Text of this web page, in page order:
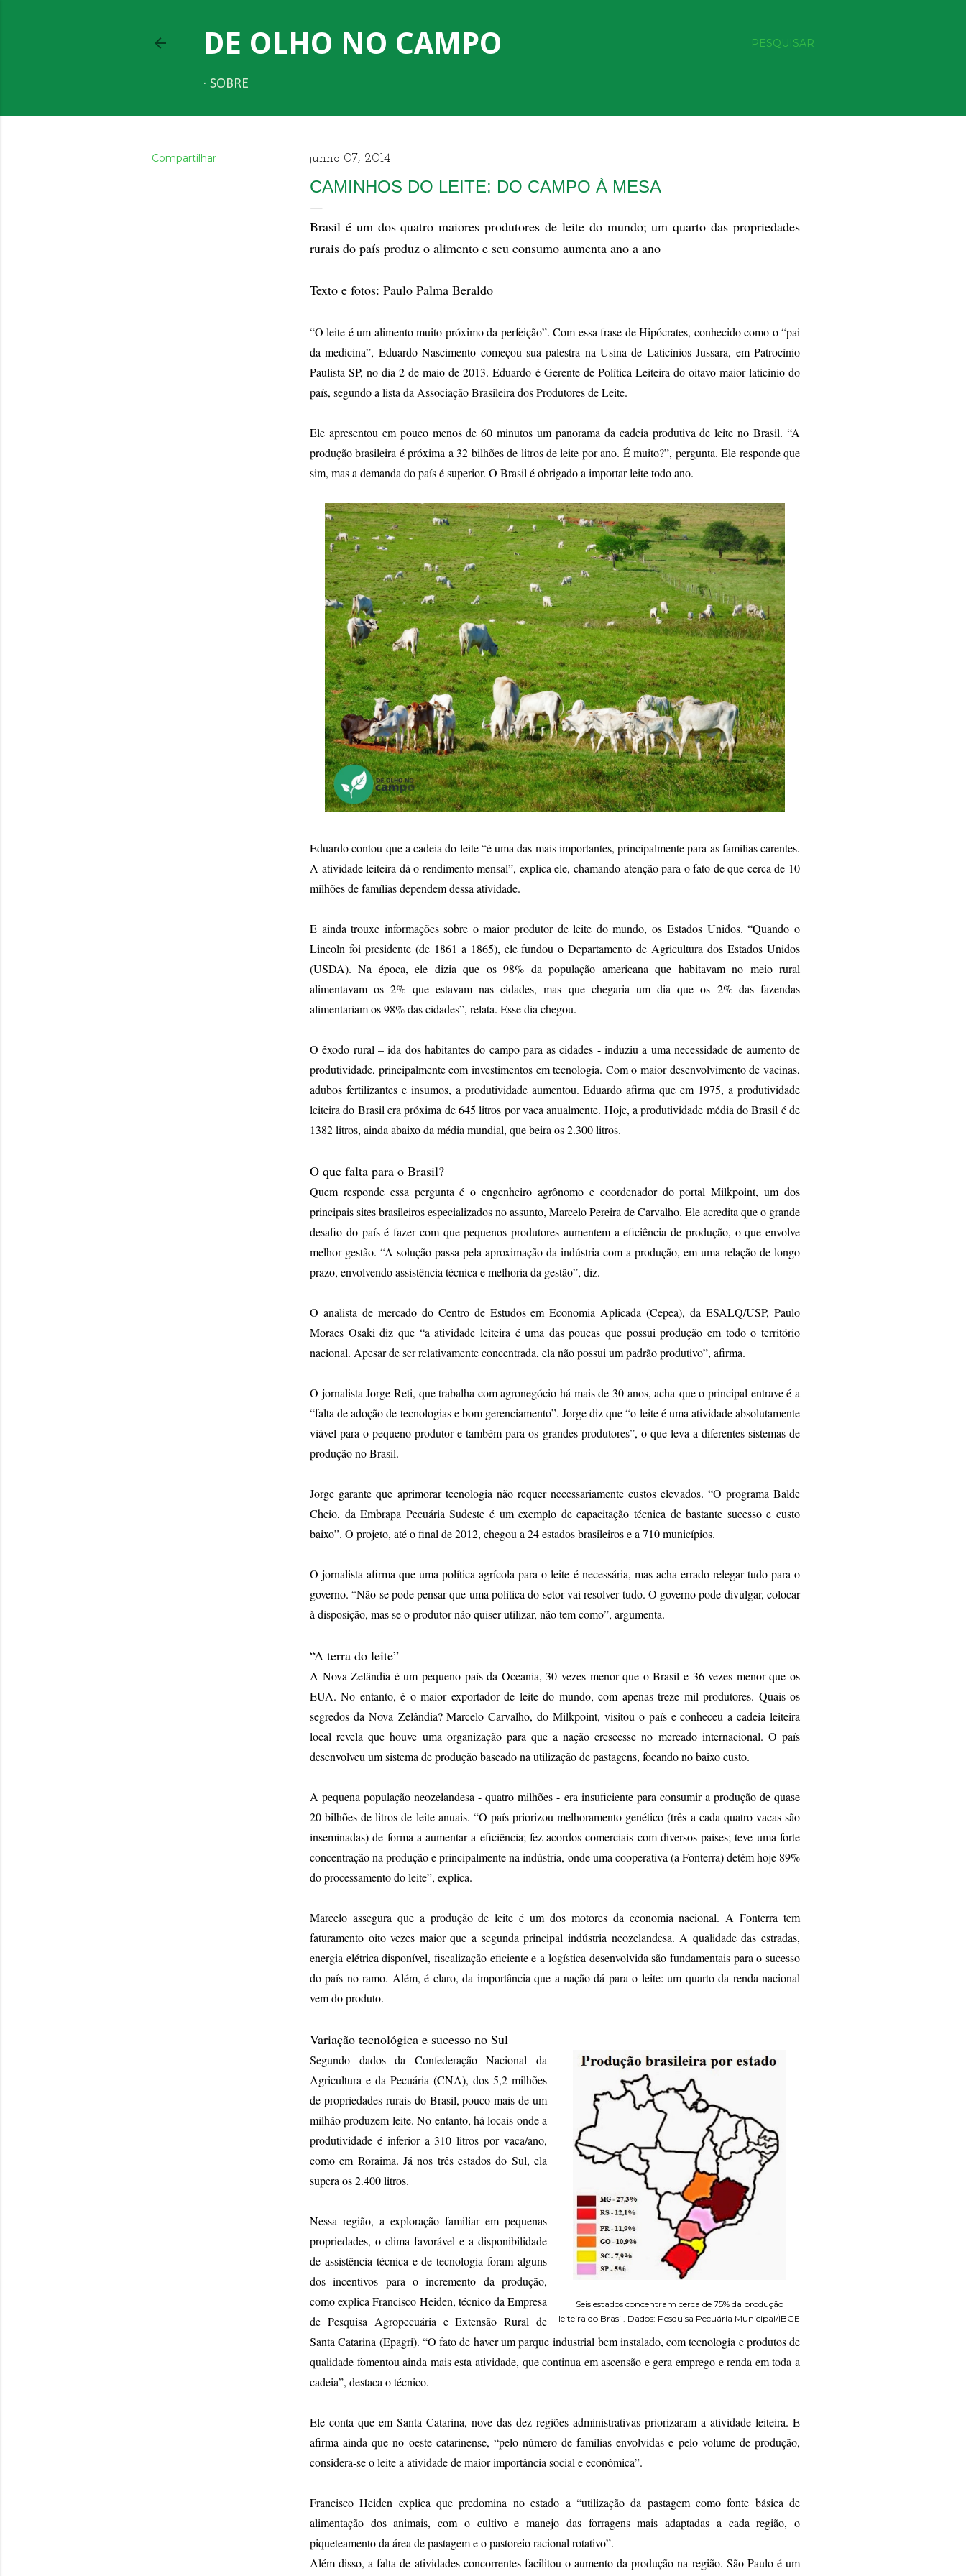
PESQUISAR
DE OLHO NO CAMPO
SOBRE
Compartilhar junho 07, 2014
CAMINHOS DO LEITE: DO CAMPO À MESA
Brasil é um dos quatro maiores produtores de leite do mundo; um quarto das propriedades
rurais do país produz o alimento e seu consumo aumenta ano a ano
Texto e fotos: Paulo Palma Beraldo
“O leite é um alimento muito próximo da perfeição”. Com essa frase de Hipócrates, conhecido como o “pai
da medicina”, Eduardo Nascimento começou sua palestra na Usina de Laticínios Jussara, em Patrocínio
Paulista-SP, no dia 2 de maio de 2013. Eduardo é Gerente de Política Leiteira do oitavo maior laticínio do
país, segundo a lista da Associação Brasileira dos Produtores de Leite.
Ele apresentou em pouco menos de 60 minutos um panorama da cadeia produtiva de leite no Brasil. “A
produção brasileira é próxima a 32 bilhões de litros de leite por ano. É muito?”, pergunta. Ele responde que
sim, mas a demanda do país é superior. O Brasil é obrigado a importar leite todo ano.
Eduardo contou que a cadeia do leite “é uma das mais importantes, principalmente para as famílias carentes.
A atividade leiteira dá o rendimento mensal”, explica ele, chamando atenção para o fato de que cerca de 10
milhões de famílias dependem dessa atividade.
E ainda trouxe informações sobre o maior produtor de leite do mundo, osEstados Unidos. “Quando o
Lincoln foi presidente (de 1861 a 1865), ele fundou o Departamento de Agricultura dos Estados Unidos
(USDA). Na época, ele dizia que os 98% da população americana que habitavam no meio rural
alimentavam os 2% que estavam nas cidades, mas que chegaria um dia que os 2% das fazendas
alimentariam os 98% das cidades”, relata. Esse dia chegou.
O êxodo rural – ida dos habitantes do campo para as cidades - induziu a uma necessidade de aumento de
produtividade, principalmente com investimentos em tecnologia. Com o maior desenvolvimento de vacinas,
adubos fertilizantes e insumos, a produtividade aumentou. Eduardo afirma que em 1975, a produtividade
leiteira do Brasil era próxima de 645 litros por vaca anualmente. Hoje, a produtividade média do Brasil é de
1382 litros, ainda abaixo da média mundial, que beira os 2.300 litros.
O que falta para o Brasil?
Quem responde essa pergunta é o engenheiro agrônomo e coordenador do portal Milkpoint, um dos
principais sites brasileiros especializados no assunto, Marcelo Pereira de Carvalho. Ele acredita que o grande
desafio do país é fazer com que pequenos produtores aumentem a eficiência de produção, o que envolve
melhor gestão. “A solução passa pela aproximação da indústria com a produção, em uma relação de longo
prazo, envolvendo assistência técnica e melhoria da gestão”, diz.
O analista de mercado do Centro de Estudos em Economia Aplicada (Cepea), da ESALQ/USP, Paulo
Moraes Osaki diz que “a atividade leiteira é uma das poucas que possui produção em todo o território
nacional. Apesar de ser relativamente concentrada, ela não possui um padrão produtivo”, afirma.
O jornalista Jorge Reti, que trabalha com agronegócio há mais de 30 anos, acha que o principal entrave é a
“falta de adoção de tecnologias e bom gerenciamento”. Jorge diz que “o leite é uma atividade absolutamente
viável para o pequeno produtor e também para os grandes produtores”, o que leva a diferentes sistemas de
produção no Brasil.
Jorge garante que aprimorar tecnologia não requer necessariamente custos elevados. “O programa Balde
Cheio, da Embrapa Pecuária Sudeste é um exemplo de capacitação técnica de bastante sucesso e custo
baixo”. O projeto, até o final de 2012, chegou a 24 estados brasileiros e a 710 municípios.
O jornalista afirma que uma política agrícola para o leite é necessária, mas acha errado relegar tudo para o
governo. “Não se pode pensar que uma política do setor vai resolver tudo. O governo pode divulgar, colocar
à disposição, mas se o produtor não quiser utilizar, não tem como”, argumenta.
“A terra do leite”
A Nova Zelândia é um pequeno país da Oceania, 30 vezes menor que o Brasil e 36 vezes menor que os
EUA. No entanto, é o maior exportador de leite do mundo, com apenas treze mil produtores. Quais os
segredos da Nova Zelândia? Marcelo Carvalho, do Milkpoint, visitou o país e conheceu a cadeia leiteira
local revela que houve uma organização para que a nação crescesse no mercado internacional. O país
desenvolveu um sistema de produção baseado na utilização de pastagens, focando no baixo custo.
A pequena população neozelandesa - quatro milhões - era insuficiente para consumir a produção de quase
20 bilhões de litros de leite anuais. “O país priorizou melhoramento genético (três a cada quatro vacas são
inseminadas) de forma a aumentar a eficiência; fez acordos comerciais com diversos países; teve uma forte
concentração na produção e principalmente na indústria, onde uma cooperativa (a Fonterra) detém hoje 89%
do processamento do leite”, explica.
Marcelo assegura que a produção de leite é um dos motores da economia nacional. A Fonterra tem
faturamento oito vezes maior que a segunda principal indústria neozelandesa. A qualidade das estradas,
energia elétrica disponível, fiscalização eficiente e a logística desenvolvida são fundamentais para o sucesso
do país no ramo. Além, é claro, da importância que a nação dá para o leite: um quarto da renda nacional
vem do produto.
Variação tecnológica e sucesso no Sul
Seis estados concentram cerca de 75% da produção
leiteira do Brasil. Dados: Pesquisa Pecuária Municipal/IBGE
Segundo dados da Confederação Nacional da
Agricultura e da Pecuária (CNA), dos 5,2 milhões
de propriedades rurais do Brasil, pouco mais de um
milhão produzem leite. No entanto, há locais onde a
produtividade é inferior a 310 litros por vaca/ano,
como em Roraima. Já nos três estados do Sul, ela
supera os 2.400 litros.
Nessa região, a exploração familiar em pequenas
propriedades, o clima favorável e a disponibilidade
de assistência técnica e de tecnologia foram alguns
dos incentivos para o incremento da produção,
como explica Francisco Heiden, técnico da Empresa
de Pesquisa Agropecuária e Extensão Rural de
Santa Catarina (Epagri). “O fato de haver um parqueindustrial bem instalado, com tecnologia e produtos de
qualidade fomentou ainda mais esta atividade, que continua em ascensão e gera emprego e renda em toda a
cadeia”, destaca o técnico.
Ele conta que em Santa Catarina, nove das dez regiões administrativas priorizaram a atividade leiteira. E
afirma ainda que no oeste catarinense, “pelo número de famílias envolvidas e pelo volume de produção,
considera-se o leite a atividade de maior importância social e econômica”.
Francisco Heiden explica que predomina no estado a “utilização da pastagem como fonte básica de
alimentação dos animais, com o cultivo e manejo das forragens mais adaptadas a cada região, o
piqueteamento da área de pastagem e o pastoreio racional rotativo”.
Além disso, a falta de atividades concorrentes facilitou o aumento da produção na região. São Paulo é um